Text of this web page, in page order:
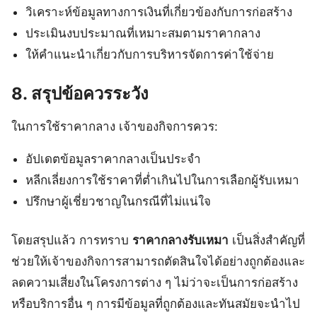
วิเคราะห์ข้อมูลทางการเงินที่เกี่ยวข้องกับการก่อสร้าง
ประเมินงบประมาณที่เหมาะสมตามราคากลาง
ให้คำแนะนำเกี่ยวกับการบริหารจัดการค่าใช้จ่าย
8. สรุปข้อควรระวัง
ในการใช้ราคากลาง เจ้าของกิจการควร:
อัปเดตข้อมูลราคากลางเป็นประจำ
หลีกเลี่ยงการใช้ราคาที่ต่ำเกินไปในการเลือกผู้รับเหมา
ปรึกษาผู้เชี่ยวชาญในกรณีที่ไม่แน่ใจ
โดยสรุปแล้ว การทราบ ราคากลางรับเหมา เป็นสิ่งสำคัญที่
ช่วยให้เจ้าของกิจการสามารถตัดสินใจได้อย่างถูกต้องและ
ลดความเสี่ยงในโครงการต่าง ๆ ไม่ว่าจะเป็นการก่อสร้าง
หรือบริการอื่น ๆ การมีข้อมูลที่ถูกต้องและทันสมัยจะนำไป